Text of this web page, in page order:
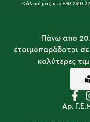
Κάλεσέ μας στο +30 2310
Πάνω απο
ετοιμοπαράδοτοι
καλύτερες
Αρ.